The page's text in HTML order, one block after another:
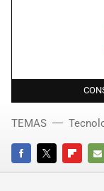
FACEBOOKTWITTER
E-
TEMAS